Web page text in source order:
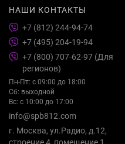
НАШИ КОНТАКТЫ
+7 (812) 244-94-74
+7 (495) 204-19-94
+7 (800) 707-62-97 (Для
регионов)
Пн-Пт: с 09:00 до 18:00
Сб: выходной
Вс: с 10:00 до 17:00
info@spb812.com
г. Москва, ул.Радио, д.12,